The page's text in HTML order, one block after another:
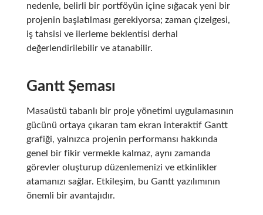
nedenle, belirli bir portföyün içine sığacak yeni bir
projenin başlatılması gerekiyorsa; zaman çizelgesi,
iş tahsisi ve ilerleme beklentisi derhal
değerlendirilebilir ve atanabilir.
Gantt Şeması
Masaüstü tabanlı bir proje yönetimi uygulamasının
gücünü ortaya çıkaran tam ekran interaktif Gantt
grafiği, yalnızca projenin performansı hakkında
genel bir fikir vermekle kalmaz, aynı zamanda
görevler oluşturup düzenlemenizi ve etkinlikler
atamanızı sağlar. Etkileşim, bu Gantt yazılımının
önemli bir avantajıdır.